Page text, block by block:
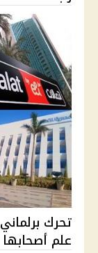
تحرك
علم